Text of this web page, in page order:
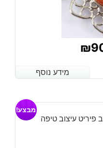
₪
מידע נוסף
מידע נוסף
פיריט עיצוב טיפה
מבצע!